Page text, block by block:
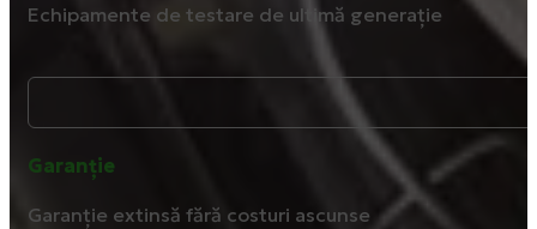
Echipamente de testare de ultimă generație
Garanție
Garanție extinsă fără costuri ascunse